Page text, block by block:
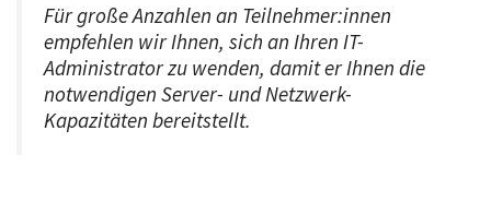
Für große Anzahlen an Teilnehmer:innen
empfehlen wir Ihnen, sich an Ihren IT-
Administrator zu wenden, damit er Ihnen die
notwendigen Server- und Netzwerk-
Kapazitäten bereitstellt.